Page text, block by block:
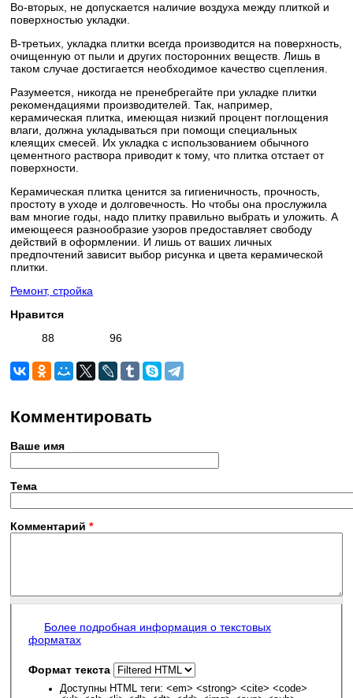
Во-вторых, не допускается наличие воздуха между плиткой и
поверхностью укладки.
В-третьих, укладка плитки всегда производится на поверхность,
очищенную от пыли и других посторонних веществ. Лишь в
таком случае достигается необходимое качество сцепления.
Разумеется, никогда не пренебрегайте при укладке плитки
рекомендациями производителей. Так, например,
керамическая плитка, имеющая низкий процент поглощения
влаги, должна укладываться при помощи специальных
клеящих смесей. Их укладка с использованием обычного
цементного раствора приводит к тому, что плитка отстает от
поверхности.
Керамическая плитка ценится за гигиеничность, прочность,
простоту в уходе и долговечность. Но чтобы она прослужила
вам многие годы, надо плитку правильно выбрать и уложить. А
имеющееся разнообразие узоров предоставляет свободу
действий в оформлении. И лишь от ваших личных
предпочтений зависит выбор рисунка и цвета керамической
плитки.
Ремонт, стройка
Нравится
88
96
Комментировать
Ваше имя
Тема
Комментарий *
Более подробная информация о текстовых
форматах
Формат текста
Доступны HTML теги: <em> <strong> <cite> <code>